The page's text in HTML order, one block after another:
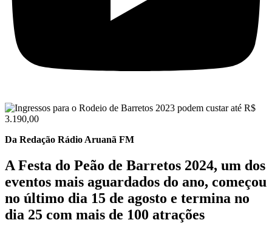
Da Redação Rádio Aruanã FM
A Festa do Peão de Barretos 2024, um dos
eventos mais aguardados do ano, começou
no último dia 15 de agosto e termina no
dia 25 com mais de 100 atrações